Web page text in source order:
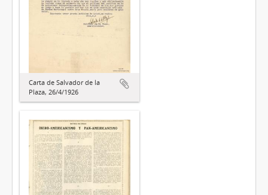
Carta de Salvador de la
Plaza, 26/4/1926